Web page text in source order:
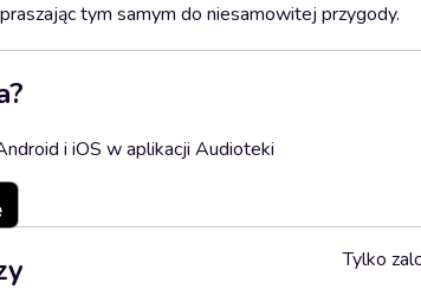
tym samym do niesamowitej przygody.
i iOS w aplikacji Audioteki
Tylko